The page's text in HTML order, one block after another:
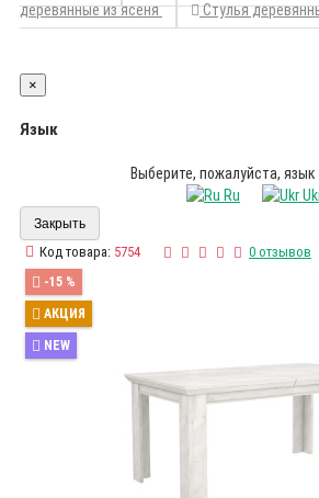
деревянные из ясеня
Стулья
×
Язык
Выберите, пожалуйста, язык
Ru
Закрыть
Код товара: 5754 0 отзывов
-15 %
АКЦИЯ
NEW